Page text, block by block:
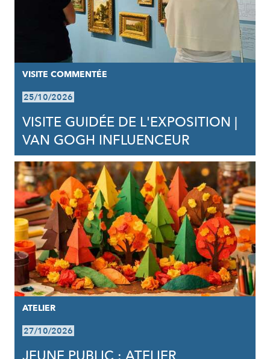
VISITE COMMENTÉE
25/10/2026
VISITE GUIDÉE DE L'EXPOSITION |
VAN GOGH INFLUENCEUR
ATELIER
27/10/2026